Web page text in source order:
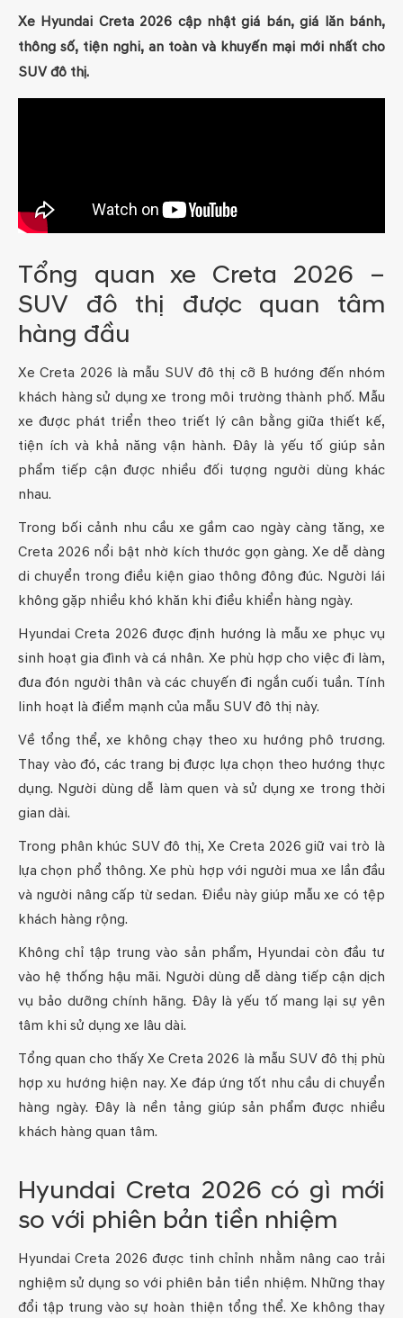
Xe Hyundai Creta 2026 cập nhật giá bán, giá lăn bánh,
thông số, tiện nghi, an toàn và khuyến mại mới nhất cho
SUV đô thị.
Tổng quan xe Creta 2026 –
SUV đô thị được quan tâm
hàng đầu
Xe Creta 2026 là mẫu SUV đô thị cỡ B hướng đến nhóm
khách hàng sử dụng xe trong môi trường thành phố. Mẫu
xe được phát triển theo triết lý cân bằng giữa thiết kế,
tiện ích và khả năng vận hành. Đây là yếu tố giúp sản
phẩm tiếp cận được nhiều đối tượng người dùng khác
nhau.
Trong bối cảnh nhu cầu xe gầm cao ngày càng tăng, xe
Creta 2026 nổi bật nhờ kích thước gọn gàng. Xe dễ dàng
di chuyển trong điều kiện giao thông đông đúc. Người lái
không gặp nhiều khó khăn khi điều khiển hàng ngày.
Hyundai Creta 2026 được định hướng là mẫu xe phục vụ
sinh hoạt gia đình và cá nhân. Xe phù hợp cho việc đi làm,
đưa đón người thân và các chuyến đi ngắn cuối tuần. Tính
linh hoạt là điểm mạnh của mẫu SUV đô thị này.
Về tổng thể, xe không chạy theo xu hướng phô trương.
Thay vào đó, các trang bị được lựa chọn theo hướng thực
dụng. Người dùng dễ làm quen và sử dụng xe trong thời
gian dài.
Trong phân khúc SUV đô thị, Xe Creta 2026 giữ vai trò là
lựa chọn phổ thông. Xe phù hợp với người mua xe lần đầu
và người nâng cấp từ sedan. Điều này giúp mẫu xe có tệp
khách hàng rộng.
Không chỉ tập trung vào sản phẩm, Hyundai còn đầu tư
vào hệ thống hậu mãi. Người dùng dễ dàng tiếp cận dịch
vụ bảo dưỡng chính hãng. Đây là yếu tố mang lại sự yên
tâm khi sử dụng xe lâu dài.
Tổng quan cho thấy Xe Creta 2026 là mẫu SUV đô thị phù
hợp xu hướng hiện nay. Xe đáp ứng tốt nhu cầu di chuyển
hàng ngày. Đây là nền tảng giúp sản phẩm được nhiều
khách hàng quan tâm.
Hyundai Creta 2026 có gì mới
so với phiên bản tiền nhiệm
Hyundai Creta 2026 được tinh chỉnh nhằm nâng cao trải
nghiệm sử dụng so với phiên bản tiền nhiệm. Những thay
đổi tập trung vào sự hoàn thiện tổng thể. Xe không thay